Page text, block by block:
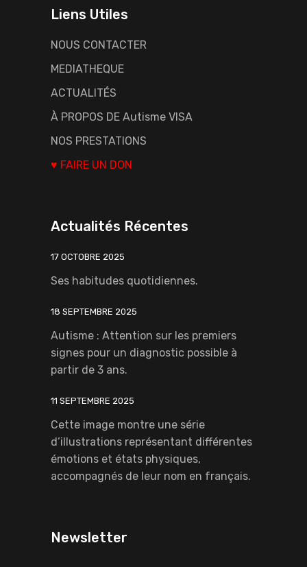
Liens Utiles
NOUS CONTACTER
MEDIATHEQUE
ACTUALITÉS
À PROPOS DE Autisme VISA
NOS PRESTATIONS
♥ FAIRE UN DON
Actualités Récentes
17 OCTOBRE 2025
Ses habitudes quotidiennes.
18 SEPTEMBRE 2025
Autisme : Attention sur les premiers
signes pour un diagnostic possible à
partir de 3 ans.
11 SEPTEMBRE 2025
Cette image montre une série
d’illustrations représentant différentes
émotions et états physiques,
accompagnés de leur nom en français.
Newsletter